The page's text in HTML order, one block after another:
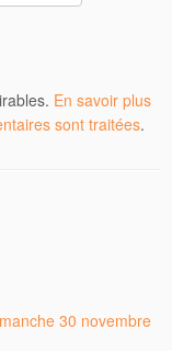
En savoir plus
sont traitées.
30 novembre